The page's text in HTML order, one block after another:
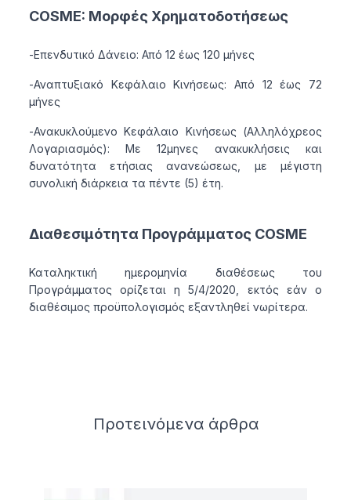
COSME: Μορφές Χρηματοδοτήσεως
-Επενδυτικό Δάνειο: Από 12 έως 120 μήνες
-Αναπτυξιακό Κεφάλαιο Κινήσεως: Από 12 έως 72
μήνες
-Ανακυκλούμενο Κεφάλαιο Κινήσεως (Αλληλόχρεος
Λογαριασμός): Με 12μηνες ανακυκλήσεις και
δυνατότητα ετήσιας ανανεώσεως, με μέγιστη
συνολική διάρκεια τα πέντε (5) έτη.
Διαθεσιμότητα Προγράμματος COSME
Καταληκτική ημερομηνία διαθέσεως του
Προγράμματος ορίζεται η 5/4/2020, εκτός εάν ο
διαθέσιμος προϋπολογισμός εξαντληθεί νωρίτερα.
Προτεινόμενα άρθρα